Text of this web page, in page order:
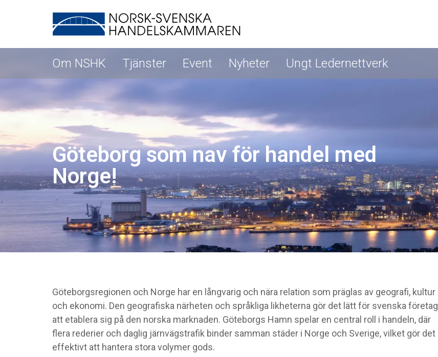
Om NSHK Tjänster Event Nyheter Ungt Ledernettverk
Göteborg som nav för handel med
Norge!
Göteborgsregionen och Norge har en långvarig och nära relation som präglas av geografi, kultur
och ekonomi. Den geografiska närheten och språkliga likheterna gör det lätt för svenska företag
att etablera sig på den norska marknaden. Göteborgs Hamn spelar en central roll i handeln, där
flera rederier och daglig järnvägstrafik binder samman städer i Norge och Sverige, vilket gör det
effektivt att hantera stora volymer gods.